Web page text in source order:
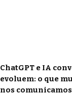
ChatGPT e IA
evoluem: o que
nos